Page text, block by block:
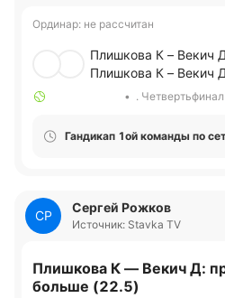
Ординар: не рассчитан
Плишкова К – Векич Д
Плишкова К – Векич Д
• . Четвертьфинал
Гандикап 1ой команды по
СР
Сергей Рожков
Источник: Stavka TV
Плишкова К — Векич Д:
больше (22.5)